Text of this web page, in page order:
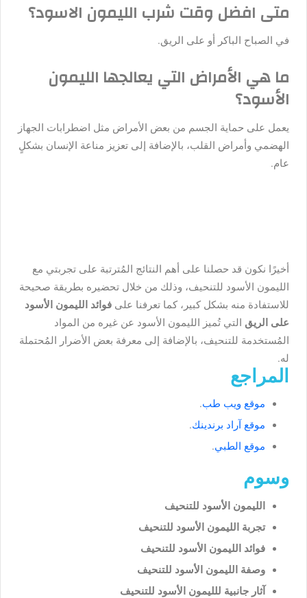
متى افضل وقت شرب الليمون الاسود؟
في الصباح الباكر أو على الريق.
ما هي الأمراض التي يعالجها الليمون
الأسود؟
يعمل على حماية الجسم من بعض الأمراض مثل اضطرابات الجهاز
الهضمي وأمراض القلب، بالإضافة إلى تعزيز مناعة الإنسان بشكلٍ
عام.
أخيرًا نكون قد حصلنا على أهم النتائج المُترتبة على تجربتي مع
الليمون الأسود للتنحيف، وذلك من خلال تحضيره بطريقة صحيحة
للاستفادة منه بشكل كبير، كما تعرفنا على فوائد الليمون الأسود
على الريق التي تُميز الليمون الأسود عن غيره من المواد
المُستخدمة للتنحيف، بالإضافة إلى معرفة بعض الأضرار المُحتملة
له.
المراجع
موقع ويب طب.
موقع آراد برندينك.
موقع الطبي.
وسوم
الليمون الأسود للتنحيف
تجربة الليمون الأسود للتنحيف
فوائد الليمون الأسود للتنحيف
وصفة الليمون الأسود للتنحيف
آثار جانبية للليمون الأسود للتنحيف